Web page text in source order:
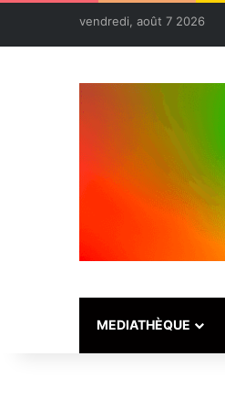
vendredi, août 7 2026
MEDIATHÈQUE